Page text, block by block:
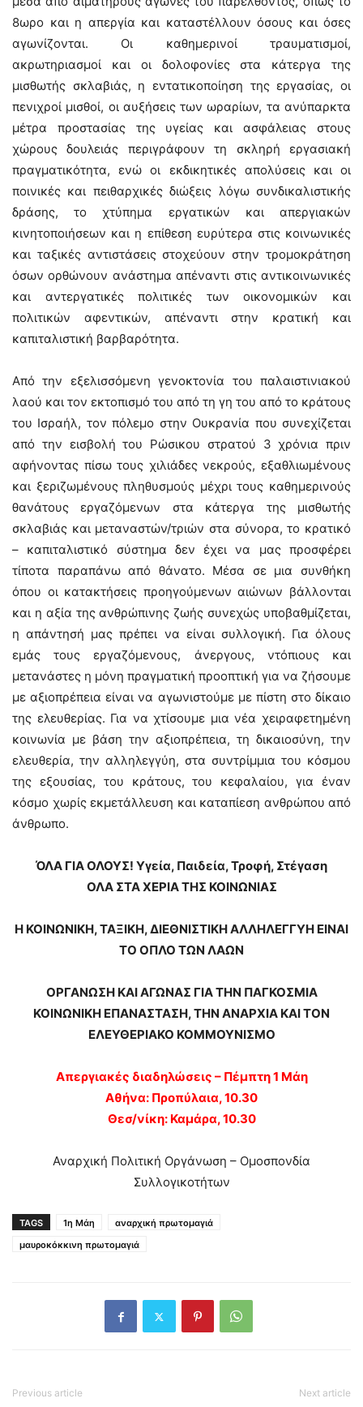
8ωρο και η απεργία και καταστέλλουν όσους και όσες
αγωνίζονται. Οι καθημερινοί τραυματισμοί,
ακρωτηριασμοί και οι δολοφονίες στα κάτεργα της
μισθωτής σκλαβιάς, η εντατικοποίηση της εργασίας, οι
πενιχροί μισθοί, οι αυξήσεις των ωραρίων, τα ανύπαρκτα
μέτρα προστασίας της υγείας και ασφάλειας στους
χώρους δουλειάς περιγράφουν τη σκληρή εργασιακή
πραγματικότητα, ενώ οι εκδικητικές απολύσεις και οι
ποινικές και πειθαρχικές διώξεις λόγω συνδικαλιστικής
δράσης, το χτύπημα εργατικών και απεργιακών
κινητοποιήσεων και η επίθεση ευρύτερα στις κοινωνικές
και ταξικές αντιστάσεις στοχεύουν στην τρομοκράτηση
όσων ορθώνουν ανάστημα απέναντι στις αντικοινωνικές
και αντεργατικές πολιτικές των οικονομικών και
πολιτικών αφεντικών, απέναντι στην κρατική και
καπιταλιστική βαρβαρότητα.
Από την εξελισσόμενη γενοκτονία του παλαιστινιακού
λαού και τον εκτοπισμό του από τη γη του από το κράτους
του Ισραήλ, τον πόλεμο στην Ουκρανία που συνεχίζεται
από την εισβολή του Ρώσικου στρατού 3 χρόνια πριν
αφήνοντας πίσω τους χιλιάδες νεκρούς, εξαθλιωμένους
και ξεριζωμένους πληθυσμούς μέχρι τους καθημερινούς
θανάτους εργαζόμενων στα κάτεργα της μισθωτής
σκλαβιάς και μεταναστών/τριών στα σύνορα, το κρατικό
– καπιταλιστικό σύστημα δεν έχει να μας προσφέρει
τίποτα παραπάνω από θάνατο. Μέσα σε μια συνθήκη
όπου οι κατακτήσεις προηγούμενων αιώνων βάλλονται
και η αξία της ανθρώπινης ζωής συνεχώς υποβαθμίζεται,
η απάντησή μας πρέπει να είναι συλλογική. Για όλους
εμάς τους εργαζόμενους, άνεργους, ντόπιους και
μετανάστες η μόνη πραγματική προοπτική για να ζήσουμε
με αξιοπρέπεια είναι να αγωνιστούμε με πίστη στο δίκαιο
της ελευθερίας. Για να χτίσουμε μια νέα χειραφετημένη
κοινωνία με βάση την αξιοπρέπεια, τη δικαιοσύνη, την
ελευθερία, την αλληλεγγύη, στα συντρίμμια του κόσμου
της εξουσίας, του κράτους, του κεφαλαίου, για έναν
κόσμο χωρίς εκμετάλλευση και καταπίεση ανθρώπου από
άνθρωπο.
ΌΛΑ ΓΙΑ ΟΛΟΥΣ! Υγεία, Παιδεία, Τροφή, Στέγαση
ΟΛΑ ΣΤΑ ΧΕΡΙΑ ΤΗΣ ΚΟΙΝΩΝΙΑΣ
Η ΚΟΙΝΩΝΙΚΗ, ΤΑΞΙΚΗ, ΔΙΕΘΝΙΣΤΙΚΗ ΑΛΛΗΛΕΓΓΥΗ ΕΙΝΑΙ
ΤΟ ΟΠΛΟ ΤΩΝ ΛΑΩΝ
ΟΡΓΑΝΩΣΗ ΚΑΙ ΑΓΩΝΑΣ ΓΙΑ ΤΗΝ ΠΑΓΚΟΣΜΙΑ
ΚΟΙΝΩΝΙΚΗ ΕΠΑΝΑΣΤΑΣΗ, ΤΗΝ ΑΝΑΡΧΙΑ ΚΑΙ ΤΟΝ
ΕΛΕΥΘΕΡΙΑΚΟ ΚΟΜΜΟΥΝΙΣΜΟ
Απεργιακές διαδηλώσεις – Πέμπτη 1 Μάη
Αθήνα: Προπύλαια, 10.30
Θεσ/νίκη: Καμάρα, 10.30
Αναρχική Πολιτική Οργάνωση – Ομοσπονδία
Συλλογικοτήτων
TAGS 1η Μάη
αναρχική πρωτομαγιά
μαυροκόκκινη πρωτομαγιά
Previous article Next article